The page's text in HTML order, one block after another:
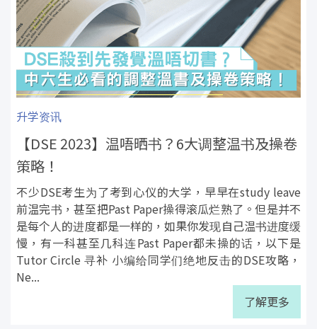
升学资讯
【DSE 2023】温唔晒书？6大调整温书及操卷
策略！
不少DSE考生为了考到心仪的大学，早早在study leave
前温完书，甚至把Past Paper操得滚瓜烂熟了。但是并不
是每个人的进度都是一样的，如果你发现自己温书进度缓
慢，有一科甚至几科连Past Paper都未操的话，以下是
Tutor Circle 寻补 小编给同学们绝地反击的DSE攻略，
Ne...
了解更多